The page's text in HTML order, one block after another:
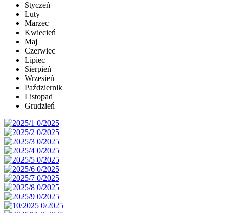
Styczeń
Luty
Marzec
Kwiecień
Maj
Czerwiec
Lipiec
Sierpień
Wrzesień
Październik
Listopad
Grudzień